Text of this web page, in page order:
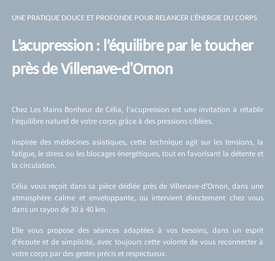
UNE PRATIQUE DOUCE ET PROFONDE POUR RELANCER L’ÉNERGIE DU CORPS
L’acupression : l’équilibre par le toucher
près de Villenave-d'Ornon
Chez Les Mains Bonheur de Célia, l’acupression est une invitation à rétablir
l’équilibre naturel de votre corps grâce à des pressions ciblées.
Inspirée des médecines asiatiques, cette technique agit sur les tensions, la
fatigue, le stress ou les blocages énergétiques, tout en favorisant la détente et
la circulation.
Célia vous reçoit dans sa pièce dédiée près de Villenave-d’Ornon, dans une
atmosphère calme et enveloppante, ou intervient directement chez vous
dans un rayon de 30 à 40 km.
Elle vous propose des séances adaptées à vos besoins, dans un esprit
d’écoute et de simplicité, avec toujours cette volonté de vous reconnecter à
votre corps par des gestes précis et respectueux.